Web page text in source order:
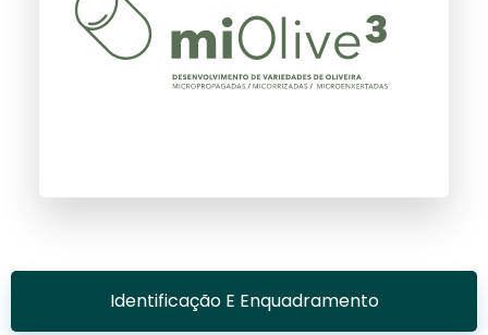
Identificação E Enquadramento